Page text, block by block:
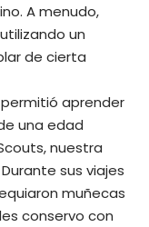
A menudo,
un
de cierta
aprender
una edad
nuestra
sus viajes
muñecas
conservo con